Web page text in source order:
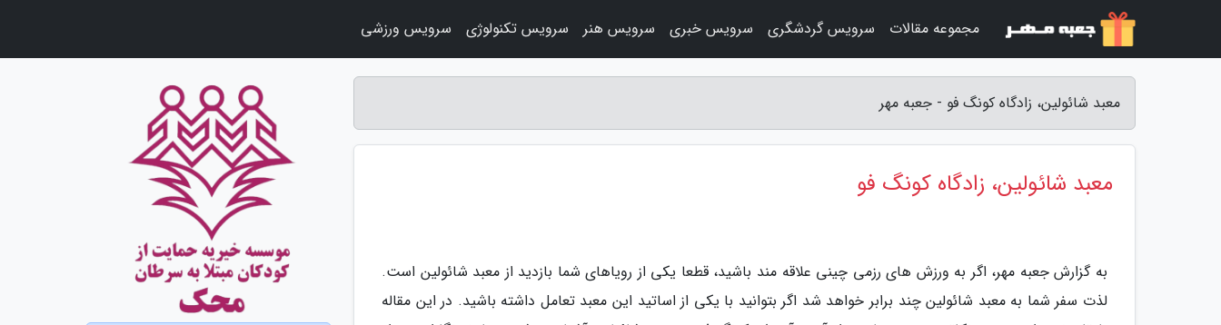
معبد شائولین، زادگاه کونگ فو - جعبه مهر
معبد شائولین، زادگاه کونگ فو
به گزارش جعبه مهر، اگر به ورزش های رزمی چینی علاقه مند باشید، قطعا یکی از رویاهای شما بازدید از معبد شائولین است.
لذت سفر شما به معبد شائولین چند برابر خواهد شد اگر بتوانید با یکی از اساتید این معبد تعامل داشته باشید. در این مقاله
مجموعه مقالات سرویس گردشگری سرویس خبری سرویس هنر سرویس تکنولوژی سرویس ورزشی